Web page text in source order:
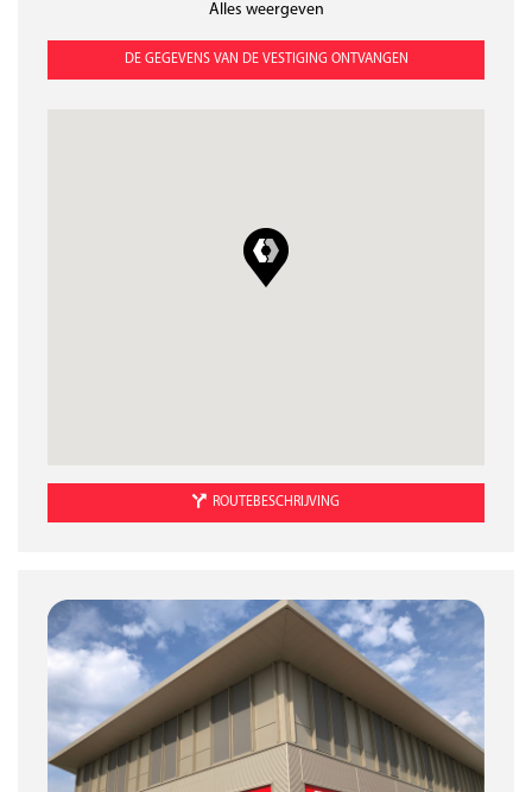
Alles weergeven
DE GEGEVENS VAN DE VESTIGING ONTVANGEN
ROUTEBESCHRIJVING